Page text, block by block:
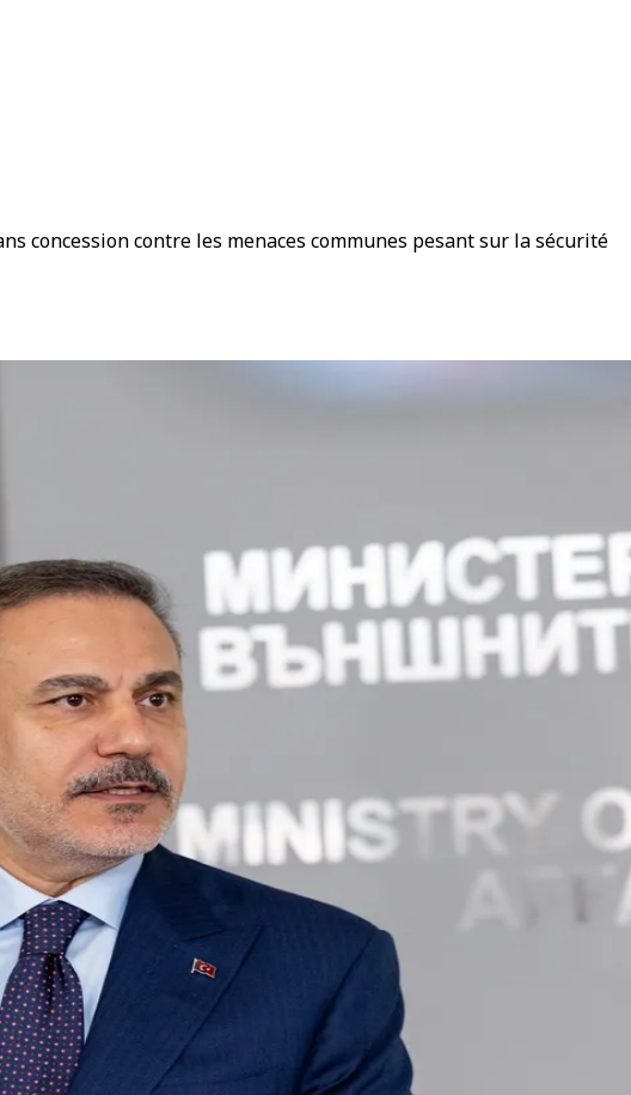
concession contre les menaces communes pesant sur la sécurité